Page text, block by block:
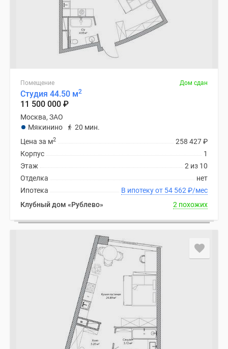
Помещение Дом сдан
Студия 44.50 м2
11 500 000 ₽
Москва, ЗАО
Мякинино
20 мин.
258 427₽
Цена за м2
1
Корпус
2 из 10
Этаж
нет
Отделка
В ипотеку от 54 562 ₽/мес
Ипотека
Клубный дом «Рублево»
2 похожих